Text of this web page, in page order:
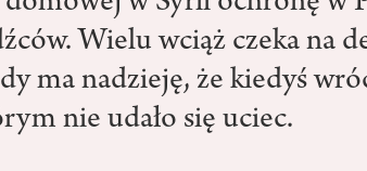
Wielu wciąż czeka na
ma nadzieję, że kiedyś
nie udało się uciec.